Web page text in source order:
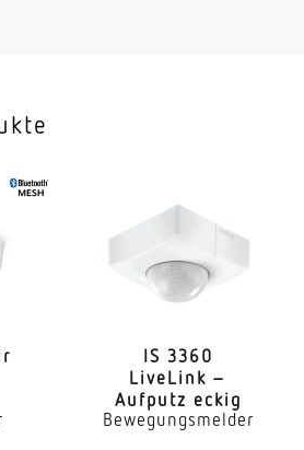
IS 3360
LiveLink –
Aufputz eckig
Bewegungsmelder